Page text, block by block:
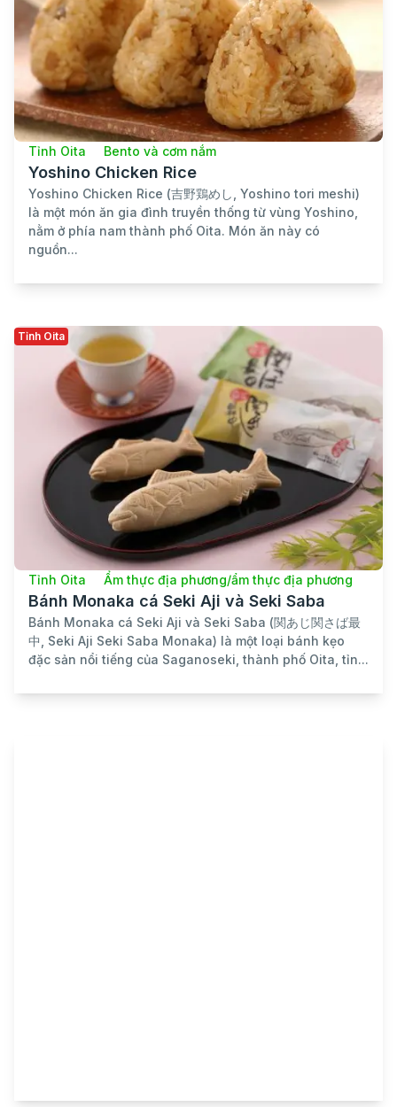
Tỉnh Oita Bento và cơm nắm
Yoshino Chicken Rice
Yoshino Chicken Rice (吉野鶏めし, Yoshino tori meshi)
là một món ăn gia đình truyền thống từ vùng Yoshino,
nằm ở phía nam thành phố Oita. Món ăn này có
nguồn...
Tỉnh Oita
Tỉnh Oita Ẩm thực địa phương/ẩm thực địa phương
Bánh Monaka cá Seki Aji và Seki Saba
Bánh Monaka cá Seki Aji và Seki Saba (関あじ関さば最
中, Seki Aji Seki Saba Monaka) là một loại bánh kẹo
đặc sản nổi tiếng của Saganoseki, thành phố Oita, tỉn...